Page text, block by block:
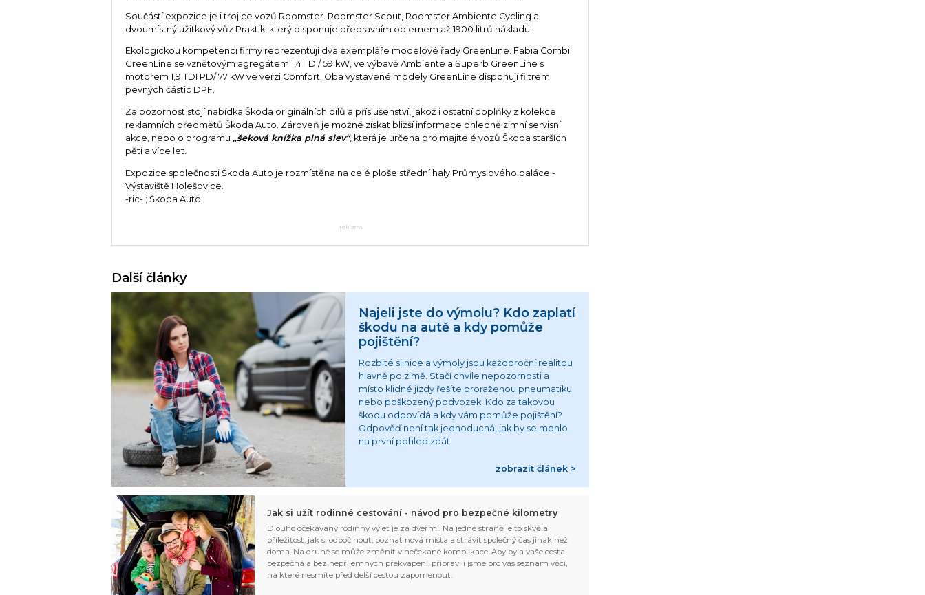
Součástí expozice je i trojice vozů Roomster. Roomster Scout, Roomster Ambiente Cycling a
dvoumístný užitkový vůz Praktik, který disponuje přepravním objemem až 1900 litrů nákladu.
Ekologickou kompetenci firmy reprezentují dva exempláře modelové řady GreenLine. Fabia Combi
GreenLine se vznětovým agregátem 1,4 TDI/ 59 kW, ve výbavě Ambiente a Superb GreenLine s
motorem 1,9 TDI PD/ 77 kW ve verzi Comfort. Oba vystavené modely GreenLine disponují filtrem
pevných částic DPF.
Za pozornost stojí nabídka Škoda originálních dílů a příslušenství, jakož i ostatní doplňky z kolekce
reklamních předmětů Škoda Auto. Zároveň je možné získat bližší informace ohledně zimní servisní
akce, nebo o programu„šeková knížka plná slev“, která je určena pro majitelé vozů Škoda starších
pěti a více let.
Expozice společnosti Škoda Auto je rozmístěna na celé ploše střední haly Průmyslového paláce -
Výstaviště Holešovice.
-ric- ; Škoda Auto
reklama
Další články
Najeli jste do výmolu? Kdo zaplatí
škodu na autě a kdy pomůže
pojištění?
Rozbité silnice a výmoly jsou každoroční realitou
hlavně po zimě. Stačí chvíle nepozornosti a
místo klidné jízdy řešíte proraženou pneumatiku
nebo poškozený podvozek. Kdo za takovou
škodu odpovídá a kdy vám pomůže pojištění?
Odpověď není tak jednoduchá, jak by se mohlo
na první pohled zdát.
zobrazit článek >
Jak si užít rodinné cestování - návod pro bezpečné kilometry
Dlouho očekávaný rodinný výlet je za dveřmi. Na jedné straně je to skvělá
příležitost, jak si odpočinout, poznat nová místa a strávit společný čas jinak než
doma. Na druhé se může změnit v nečekané komplikace. Aby byla vaše cesta
bezpečná a bez nepříjemných překvapení, připravili jsme pro vás seznam věcí,
na které nesmíte před delší cestou zapomenout.